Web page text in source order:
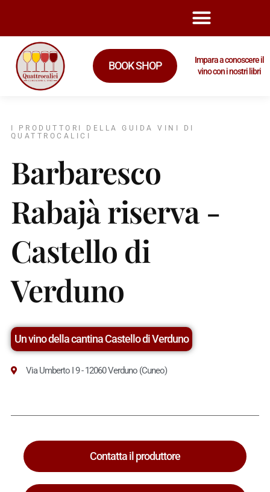
BOOK SHOP
Impara a conoscere il
vino con i nostri libri
I PRODUTTORI DELLA GUIDA VINI DI
QUATTROCALICI
Barbaresco
Rabajà riserva -
Castello di
Verduno
Un vino della cantina Castello di Verduno
Via Umberto I 9 - 12060 Verduno (Cuneo)
Contatta il produttore